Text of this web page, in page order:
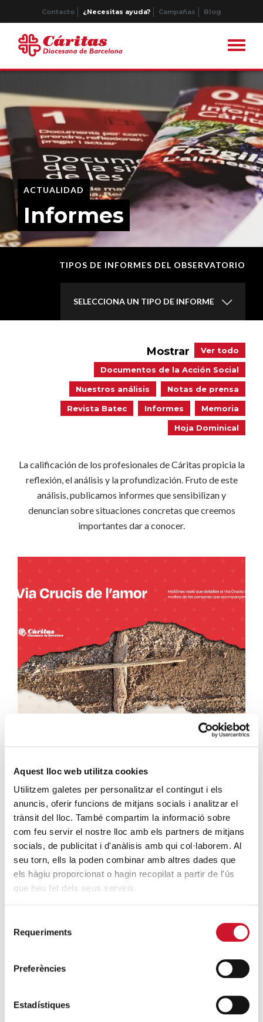
Aquest lloc web utilitza cookies
Utilitzem galetes per personalitzar el contingut i els
anuncis, oferir funcions de mitjans socials i analitzar el
trànsit del lloc. També compartim la informació sobre
com feu servir el nostre lloc amb els partners de mitjans
socials, de publicitat i d'anàlisis amb qui col·laborem. Al
seu torn, ells la poden combinar amb altres dades que
els hàgiu proporcionat o hagin recopilat a partir de l'ús
que heu fet dels seus serveis.
Requeriments
Preferències
Estadístiques
Contacto ¿Necesitas ayuda? Campañas Blog
ACTUALIDAD
Informes
TIPOS DE INFORMES DEL OBSERVATORIO
SELECCIONA UN TIPO DE INFORME
Mostrar Ver todo
Documentos de la Acción Social
Nuestros análisis Notas de prensa
Revista Batec Informes Memoria
Hoja Dominical
La calificación de los profesionales de Cáritas propicia la
reflexión, el análisis y la profundización. Fruto de este
análisis, publicamos informes que sensibilizan y
denuncian sobre situaciones concretas que creemos
importantes dar a conocer.
Vía Crucis de l’amor
Como decía el Papa Francisco, no podemos olvi...
MÁS INFORMACIÓN